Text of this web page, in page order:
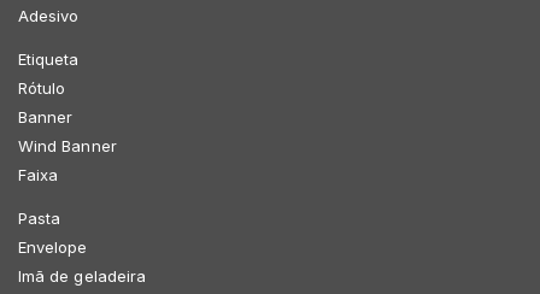
Adesivo
Etiqueta
Rótulo
Banner
Wind Banner
Faixa
Pasta
Envelope
Imã de geladeira